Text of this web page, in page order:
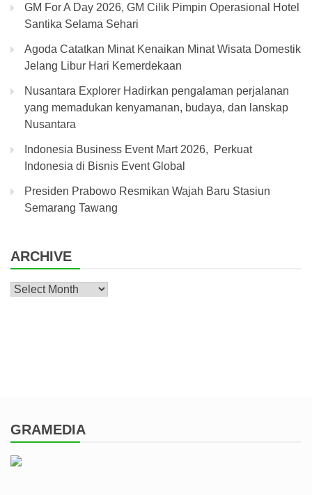
GM For A Day 2026, GM Cilik Pimpin Operasional Hotel
Santika Selama Sehari
Agoda Catatkan Minat Kenaikan Minat Wisata Domestik
Jelang Libur Hari Kemerdekaan
Nusantara Explorer Hadirkan pengalaman perjalanan
yang memadukan kenyamanan, budaya, dan lanskap
Nusantara
Indonesia Business Event Mart 2026, Perkuat
Indonesia di Bisnis Event Global
Presiden Prabowo Resmikan Wajah Baru Stasiun
Semarang Tawang
ARCHIVE
Archive
GRAMEDIA